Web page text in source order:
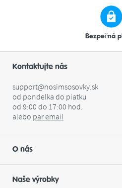
Bezpečná
Kontaktujte nás
support@nosimsosovky.sk
od pondelka do piatku
od 9:00 do 17:00 hod.
alebo paremail
O nás
Naše výrobky